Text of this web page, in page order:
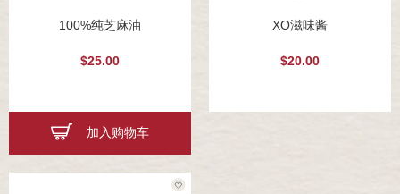
100%纯芝麻油
$25.00
加入购物车
XO滋味酱
$20.00